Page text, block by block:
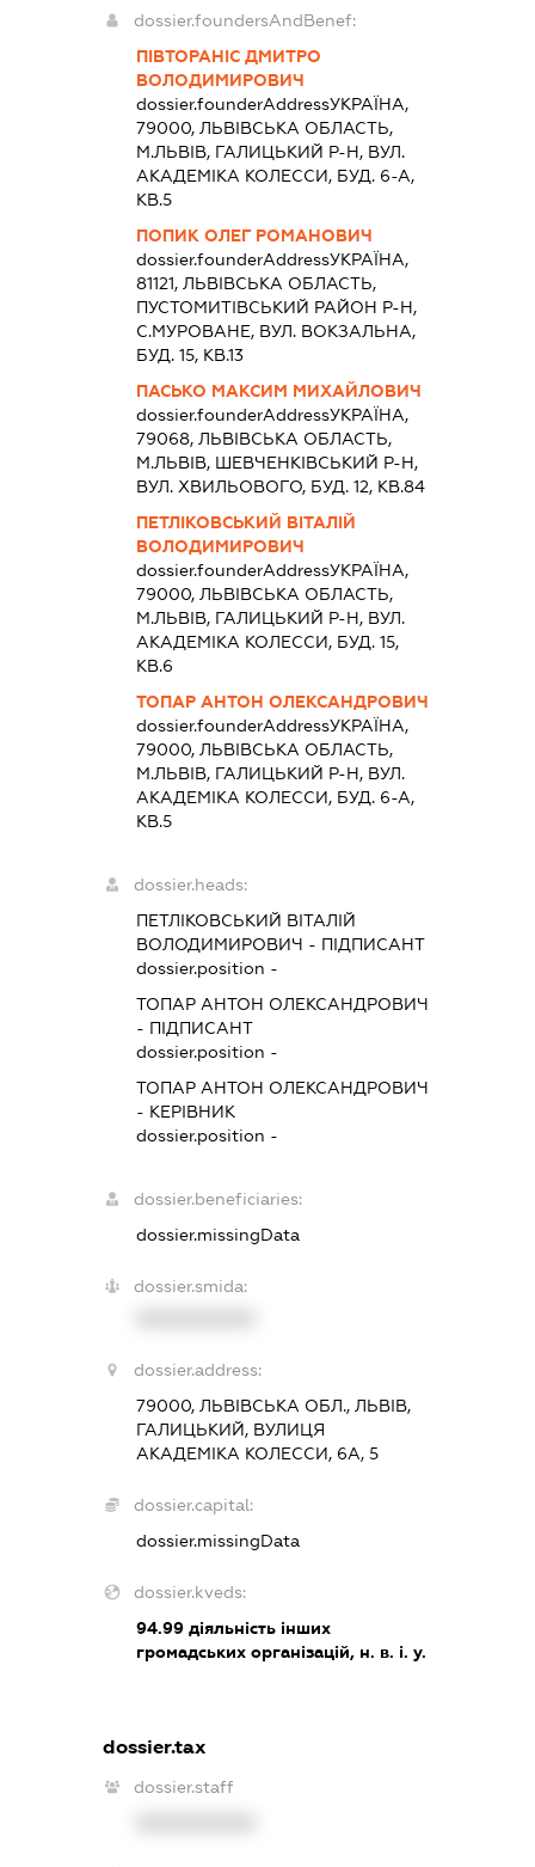
dossier.foundersAndBenef:
ПІВТОРАНІС ДМИТРО
ВОЛОДИМИРОВИЧ
dossier.founderAddressУКРАЇНА,
79000, ЛЬВIВСЬКА ОБЛАСТЬ,
М.ЛЬВІВ, ГАЛИЦЬКИЙ Р-Н, ВУЛ.
АКАДЕМІКА КОЛЕССИ, БУД. 6-А,
КВ.5
ПОПИК ОЛЕГ РОМАНОВИЧ
dossier.founderAddressУКРАЇНА,
81121, ЛЬВIВСЬКА ОБЛАСТЬ,
ПУСТОМИТIВСЬКИЙ РАЙОН Р-Н,
С.МУРОВАНЕ, ВУЛ. ВОКЗАЛЬНА,
БУД. 15, КВ.13
ПАСЬКО МАКСИМ МИХАЙЛОВИЧ
dossier.founderAddressУКРАЇНА,
79068, ЛЬВIВСЬКА ОБЛАСТЬ,
М.ЛЬВІВ, ШЕВЧЕНКІВСЬКИЙ Р-Н,
ВУЛ. ХВИЛЬОВОГО, БУД. 12, КВ.84
ПЕТЛІКОВСЬКИЙ ВІТАЛІЙ
ВОЛОДИМИРОВИЧ
dossier.founderAddressУКРАЇНА,
79000, ЛЬВIВСЬКА ОБЛАСТЬ,
М.ЛЬВІВ, ГАЛИЦЬКИЙ Р-Н, ВУЛ.
АКАДЕМІКА КОЛЕССИ, БУД. 15,
КВ.6
ТОПАР АНТОН ОЛЕКСАНДРОВИЧ
dossier.founderAddressУКРАЇНА,
79000, ЛЬВIВСЬКА ОБЛАСТЬ,
М.ЛЬВІВ, ГАЛИЦЬКИЙ Р-Н, ВУЛ.
АКАДЕМІКА КОЛЕССИ, БУД. 6-А,
КВ.5
dossier.heads:
ПЕТЛІКОВСЬКИЙ ВІТАЛІЙ
ВОЛОДИМИРОВИЧ - ПІДПИСАНТ
dossier.position -
ТОПАР АНТОН ОЛЕКСАНДРОВИЧ
- ПІДПИСАНТ
dossier.position -
ТОПАР АНТОН ОЛЕКСАНДРОВИЧ
- КЕРІВНИК
dossier.position -
dossier.beneficiaries:
dossier.missingData
dossier.smida:
dossier.address:
79000, ЛЬВІВСЬКА ОБЛ., ЛЬВІВ,
ГАЛИЦЬКИЙ, ВУЛИЦЯ
АКАДЕМІКА КОЛЕССИ, 6А, 5
dossier.capital:
dossier.missingData
dossier.kveds:
94.99діяльність інших
громадських організацій, н. в. і. у.
dossier.tax
dossier.staff